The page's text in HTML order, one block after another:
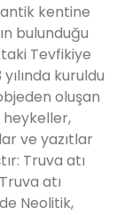
kentine
bulunduğu
Tevfikiye
kuruldu
oluşan
heykeller,
ve yazıtlar
Truva atı
atı
Neolitik,